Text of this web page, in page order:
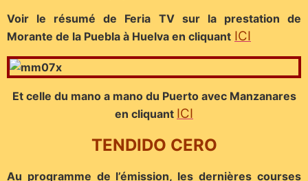
Voir le résumé de Feria TV sur la prestation de
Morante de la Puebla à Huelva en cliquant ICI
Et celle du mano a mano du Puerto avec Manzanares
en cliquant ICI
TENDIDO CERO
Au programme de l’émission, les dernières courses